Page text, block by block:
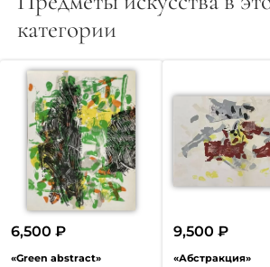
категории
«Green abstract»
6,500₽
«Абстракция»
9,500 ₽